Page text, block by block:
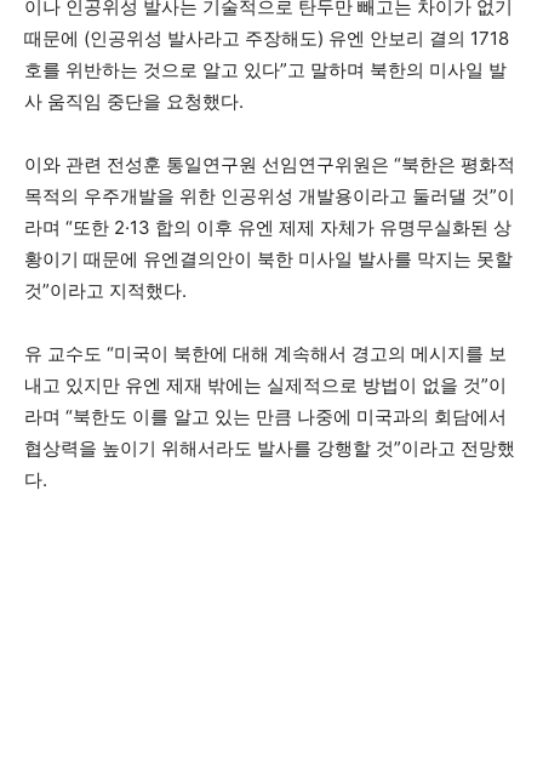
이나 인공위성 발사는 기술적으로 탄두만 빼고는 차이가 없기
때문에 (인공위성 발사라고 주장해도) 유엔 안보리 결의 1718
호를 위반하는 것으로 알고 있다”고 말하며 북한의 미사일 발
사 움직임 중단을 요청했다.
이와 관련 전성훈 통일연구원 선임연구위원은 “북한은 평화적
목적의 우주개발을 위한 인공위성 개발용이라고 둘러댈 것”이
라며 “또한 2·13 합의 이후 유엔 제제 자체가 유명무실화된 상
황이기 때문에 유엔결의안이 북한 미사일 발사를 막지는 못할
것”이라고 지적했다.
유 교수도 “미국이 북한에 대해 계속해서 경고의 메시지를 보
내고 있지만 유엔 제재 밖에는 실제적으로 방법이 없을 것”이
라며 “북한도 이를 알고 있는 만큼 나중에 미국과의 회담에서
협상력을 높이기 위해서라도 발사를 강행할 것”이라고 전망했
다.